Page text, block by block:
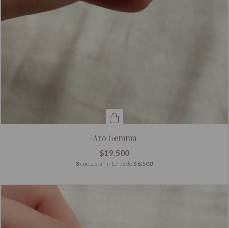
Aro Gemma
$19.500
3cuotas sin interés de $6.500